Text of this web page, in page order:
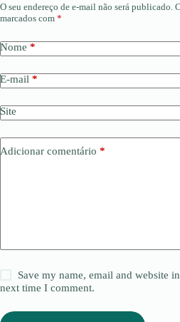
O seu endereço de e-mail não será publicado.
marcados com *
Nome *
E-mail *
Site
Adicionar comentário *
Save my name, email and website
next time I comment.